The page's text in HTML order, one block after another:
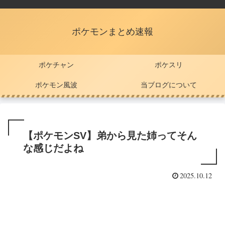
ポケモンまとめ速報
ポケチャン ポケスリ
ポケモン風波 当ブログについて
【ポケモンSV】弟から見た姉ってそん
な感じだよね
2025.10.12